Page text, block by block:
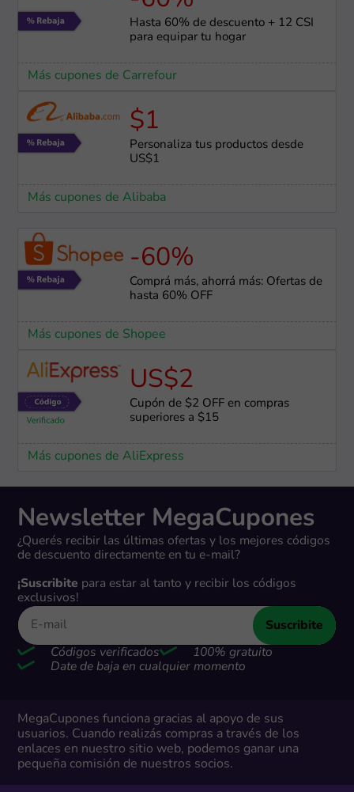
Hasta 60% de descuento + 12 CSI
para equipar tu hogar
Más cupones de Carrefour
$1
Personaliza tus productos desde
US$1
Más cupones de Alibaba
-60%
Comprá más, ahorrá más: Ofertas de
hasta 60% OFF
Más cupones de Shopee
US$2
Cupón de $2 OFF en compras
superiores a $15
Más cupones de AliExpress
Newsletter MegaCupones
¿Querés recibir las últimas ofertas y los mejores códigos
de descuento directamente en tu e-mail?
¡Suscribite para estar al tanto y recibir los códigos
exclusivos!
Suscribite
Códigos verificados
100% gratuito
Date de baja en cualquier momento
MegaCupones funciona gracias al apoyo de sus
usuarios. Cuando realizás compras a través de los
enlaces en nuestro sitio web, podemos ganar una
pequeña comisión de nuestros socios.